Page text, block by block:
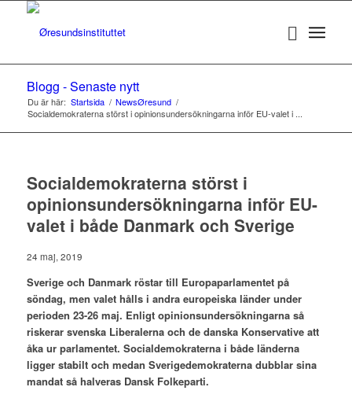
Blogg - Senaste nytt
Du är här: Startsida / NewsØresund /
Socialdemokraterna störst i opinionsundersökningarna inför EU-valet i ...
Socialdemokraterna störst i
opinionsundersökningarna inför EU-
valet i både Danmark och Sverige
24 maj, 2019
Sverige och Danmark röstar till Europaparlamentet på
söndag, men valet hålls i andra europeiska länder under
perioden 23-26 maj. Enligt opinionsundersökningarna så
riskerar svenska Liberalerna och de danska Konservative att
åka ur parlamentet. Socialdemokraterna i både länderna
ligger stabilt och medan Sverigedemokraterna dubblar sina
mandat så halveras Dansk Folkeparti.